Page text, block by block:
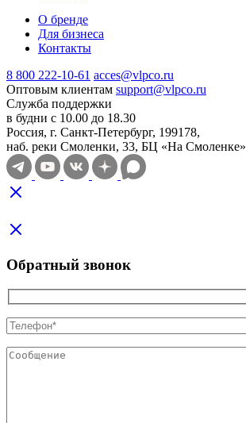
О бренде
Для бизнеса
Контакты
8 800 222-10-61 acces@vlpco.ru
Оптовым клиентам support@vlpco.ru
Служба поддержки
в будни с 10.00 до 18.30
Россия, г. Санкт-Петербург, 199178,
наб. реки Смоленки, 33, БЦ «На Смоленке»
Обратный звонок